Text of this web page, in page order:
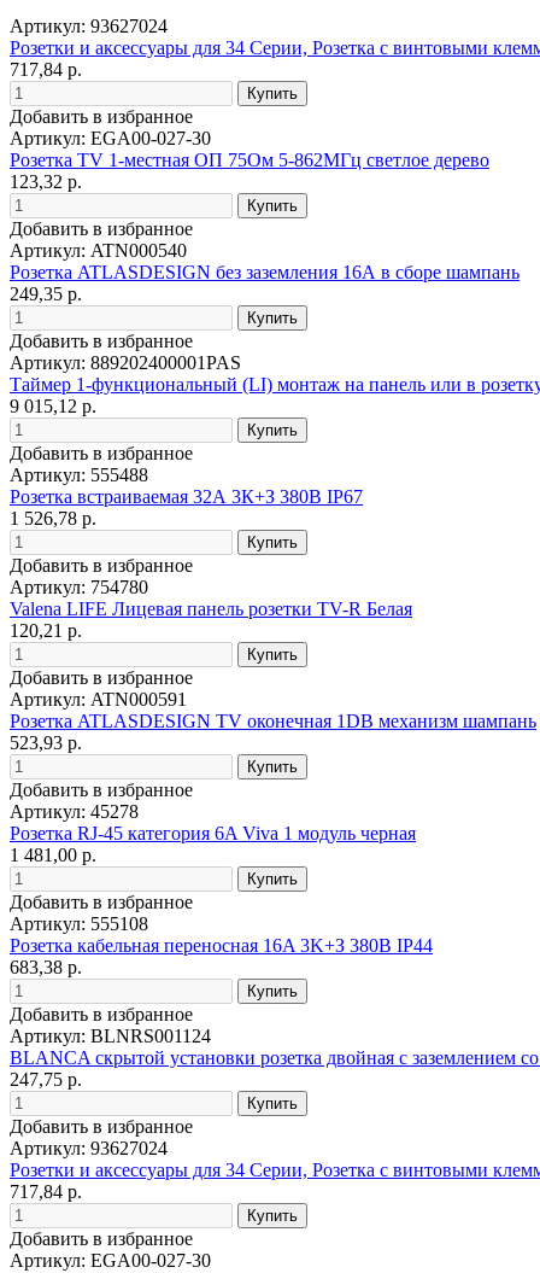
Артикул: 93627024
Розетки и аксессуары для 34 Серии, Розетка с винтовыми
717,84 р.
Добавить в избранное
Артикул: EGA00-027-30
Розетка TV 1-местная ОП 75Ом 5-862МГц светлое дерево
123,32 р.
Добавить в избранное
Артикул: ATN000540
Розетка ATLASDESIGN без заземления 16А в сборе шампань
249,35 р.
Добавить в избранное
Артикул: 889202400001PAS
Таймер 1-функциональный (LI) монтаж на панель или в
9 015,12 р.
Добавить в избранное
Артикул: 555488
Розетка встраиваемая 32А 3К+З 380В IP67
1 526,78 р.
Добавить в избранное
Артикул: 754780
Valena LIFE Лицевая панель розетки TV-R Белая
120,21 р.
Добавить в избранное
Артикул: ATN000591
Розетка ATLASDESIGN TV оконечная 1DB механизм шампань
523,93 р.
Добавить в избранное
Артикул: 45278
Розетка RJ-45 категория 6A Viva 1 модуль черная
1 481,00 р.
Добавить в избранное
Артикул: 555108
Розетка кабельная переносная 16A 3K+З 380B IP44
683,38 р.
Добавить в избранное
Артикул: BLNRS001124
BLANCA скрытой установки розетка двойная с заземлением
247,75 р.
Добавить в избранное
Артикул: 93627024
Розетки и аксессуары для 34 Серии, Розетка с винтовыми
717,84 р.
Добавить в избранное
Артикул: EGA00-027-30